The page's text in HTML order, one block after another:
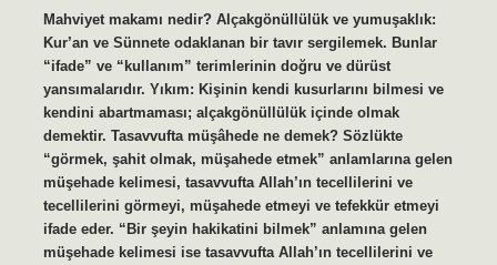
Mahviyet makamı nedir? Alçakgönüllülük ve yumuşaklık:
Kur’an ve Sünnete odaklanan bir tavır sergilemek. Bunlar
“ifade” ve “kullanım” terimlerinin doğru ve dürüst
yansımalarıdır. Yıkım: Kişinin kendi kusurlarını bilmesi ve
kendini abartmaması; alçakgönüllülük içinde olmak
demektir. Tasavvufta müşâhede ne demek? Sözlükte
“görmek, şahit olmak, müşahede etmek” anlamlarına gelen
müşehade kelimesi, tasavvufta Allah’ın tecellilerini ve
tecellilerini görmeyi, müşahede etmeyi ve tefekkür etmeyi
ifade eder. “Bir şeyin hakikatini bilmek” anlamına gelen
müşehade kelimesi ise tasavvufta Allah’ın tecellilerini ve